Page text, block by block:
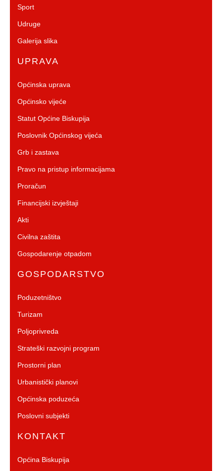
Sport
Udruge
Galerija slika
UPRAVA
Općinska uprava
Općinsko vijeće
Statut Općine Biskupija
Poslovnik Općinskog vijeća
Grb i zastava
Pravo na pristup informacijama
Proračun
Financijski izvještaji
Akti
Civilna zaštita
Gospodarenje otpadom
GOSPODARSTVO
Poduzetništvo
Turizam
Poljoprivreda
Strateški razvojni program
Prostorni plan
Urbanistički planovi
Općinska poduzeća
Poslovni subjekti
KONTAKT
Općina Biskupija